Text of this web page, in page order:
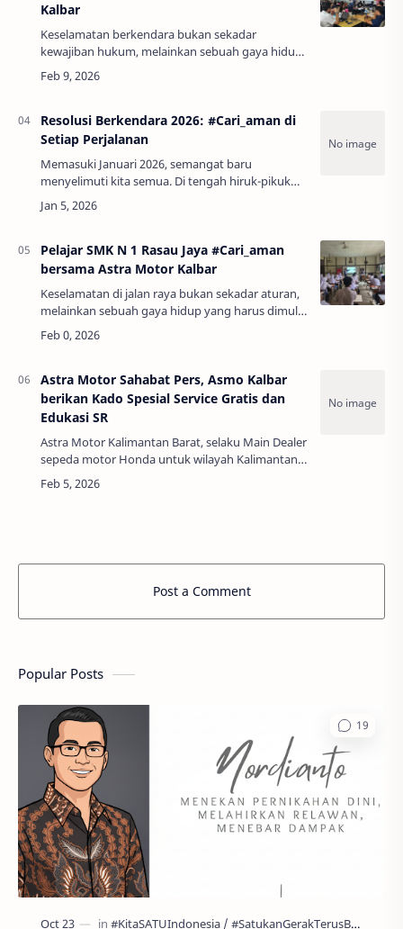
Kalbar
Keselamatan berkendara bukan sekadar
kewajiban hukum, melainkan sebuah gaya hidup
dan bentuk penghargaan terhadap nilai
nyawa. Momen Peserta sedang memahami
Resolusi Berkendara 2026: #Cari_aman di
Setiap Perjalanan
Memasuki Januari 2026, semangat baru
menyelimuti kita semua. Di tengah hiruk-pikuk
rencana liburan, target karier, dan resolusi pribadi
lainnya, ada satu hal yang sering kali luput…
Pelajar SMK N 1 Rasau Jaya #Cari_aman
bersama Astra Motor Kalbar
Keselamatan di jalan raya bukan sekadar aturan,
melainkan sebuah gaya hidup yang harus dimulai
sejak dini. Menyadari hal tersebut, Astra Motor
Kalimantan Barat kembali memperkuat k…
Astra Motor Sahabat Pers, Asmo Kalbar
berikan Kado Spesial Service Gratis dan
Edukasi SR
Astra Motor Kalimantan Barat, selaku Main Dealer
sepeda motor Honda untuk wilayah Kalimantan
Barat, kembali menegaskan komitmennya dalam
mendukung insan pers tanah air. Dalam rangk…
Post a Comment
Popular Posts